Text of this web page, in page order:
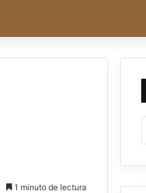
1 minuto de lectura